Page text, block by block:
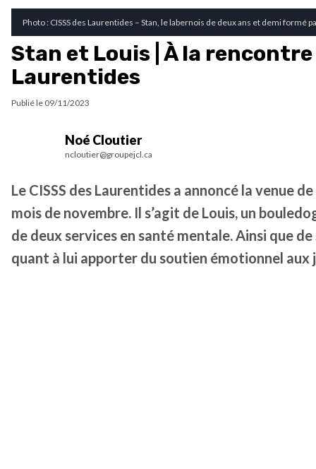
Photo : CISSS des Laurentides – Stan, le labernois de deux ans et demi
Stan et Louis | À la rencontre
Laurentides
Publié le 09/11/2023
Noé Cloutier
ncloutier@groupejcl.ca
Le CISSS des Laurentides a annoncé la venue
mois de novembre. Il s’agit de Louis, un
de deux services en santé mentale. Ainsi que
quant à lui apporter du soutien émotionnel aux